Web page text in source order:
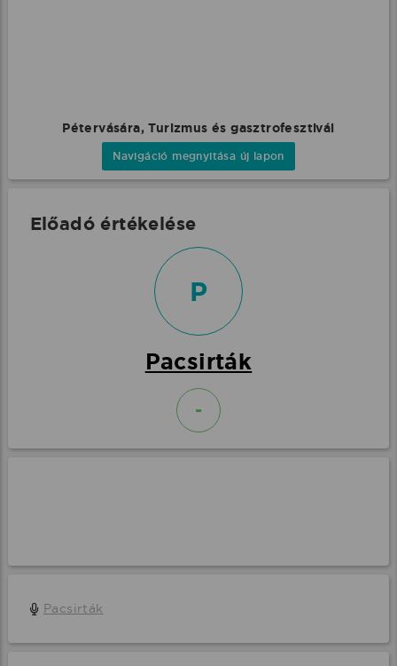
Pétervására, Turizmus és gasztrofesztivál
Navigáció megnyitása új lapon
Előadó értékelése
P
Pacsirták
-
Pacsirták